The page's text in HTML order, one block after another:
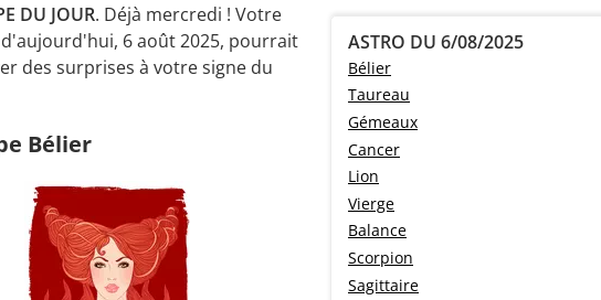
ASTRO DU 6/08/2025
Bélier
Taureau
Gémeaux
Cancer
Lion
Vierge
Balance
Scorpion
Sagittaire
DU JOUR. Déjà mercredi ! Votre
6 août 2025, pourrait
des surprises à votre signe du
Bélier